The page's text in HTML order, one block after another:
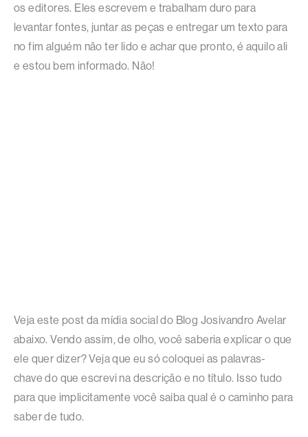
os editores. Eles escrevem e trabalham duro para
levantar fontes, juntar as peças e entregar um texto para
no fim alguém não ter lido e achar que pronto, é aquilo ali
e estou bem informado. Não!
Veja este post da mídia social do Blog Josivandro Avelar
abaixo. Vendo assim, de olho, você saberia explicar o que
ele quer dizer? Veja que eu só coloquei as palavras-
chave do que escrevi na descrição e no título. Isso tudo
para que implicitamente você saiba qual é o caminho para
saber de tudo.